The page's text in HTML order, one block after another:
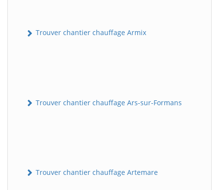
Trouver chantier chauffage Armix
Trouver chantier chauffage Ars-sur-Formans
Trouver chantier chauffage Artemare